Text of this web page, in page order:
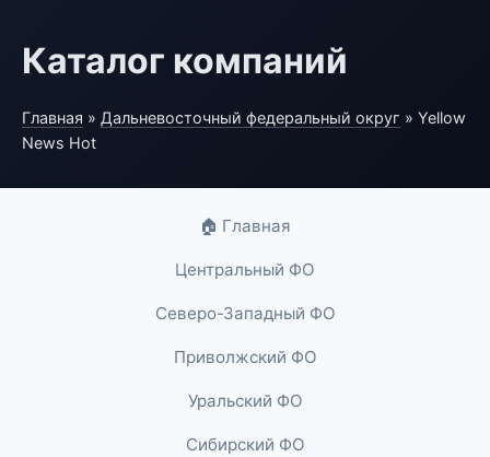
Каталог компаний
Главная » Дальневосточный федеральный округ » Yellow
News Hot
🏠 Главная
Центральный ФО
Северо-Западный ФО
Приволжский ФО
Уральский ФО
Сибирский ФО